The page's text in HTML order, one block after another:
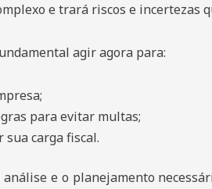
e trará riscos e incertezas
agir agora para:
para evitar multas;
carga fiscal.
e o planejamento